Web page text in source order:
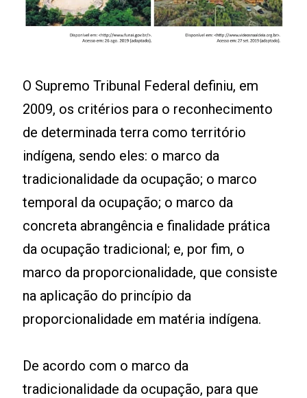
O Supremo Tribunal Federal definiu, em
2009, os critérios para o reconhecimento
de determinada terra como território
indígena, sendo eles: o marco da
tradicionalidade da ocupação; o marco
temporal da ocupação; o marco da
concreta abrangência e finalidade prática
da ocupação tradicional; e, por fim, o
marco da proporcionalidade, que consiste
na aplicação do princípio da
proporcionalidade em matéria indígena.
De acordo com o marco da
tradicionalidade da ocupação, para que